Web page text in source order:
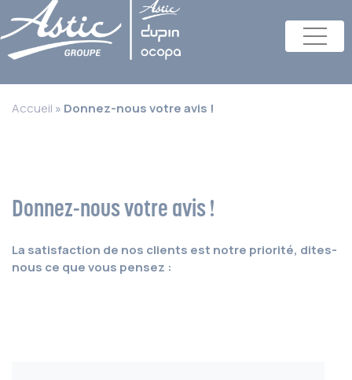
Accueil » Donnez-nous votre avis !
Donnez-nous votre avis !
La satisfaction de nos clients est notre priorité, dites-
nous ce que vous pensez :